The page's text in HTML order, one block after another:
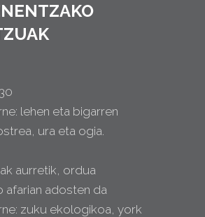
lehen eta bigarren
ura eta ogia.
aurretik, ordua
afarian adosten da
zuku ekologikoa, york